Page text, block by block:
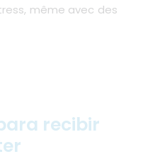
même avec des
recibir